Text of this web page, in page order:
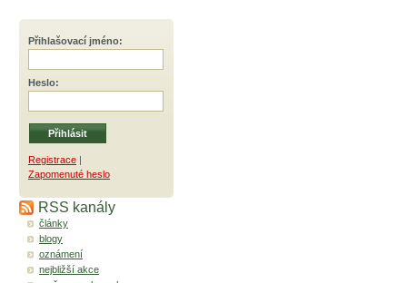
Přihlašovací jméno:
Heslo:
Registrace |
Zapomenuté heslo
RSS kanály
články
blogy
oznámení
nejbližší akce